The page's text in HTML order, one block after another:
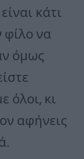
κάτι
φίλο να
όμως
όλοι, κι
αφήνεις